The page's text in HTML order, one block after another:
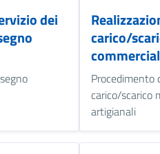
dei
carico/
Procedimento
carico/scarico
artigianali